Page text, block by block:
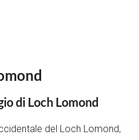
di Loch Lomond
del Loch Lomond,